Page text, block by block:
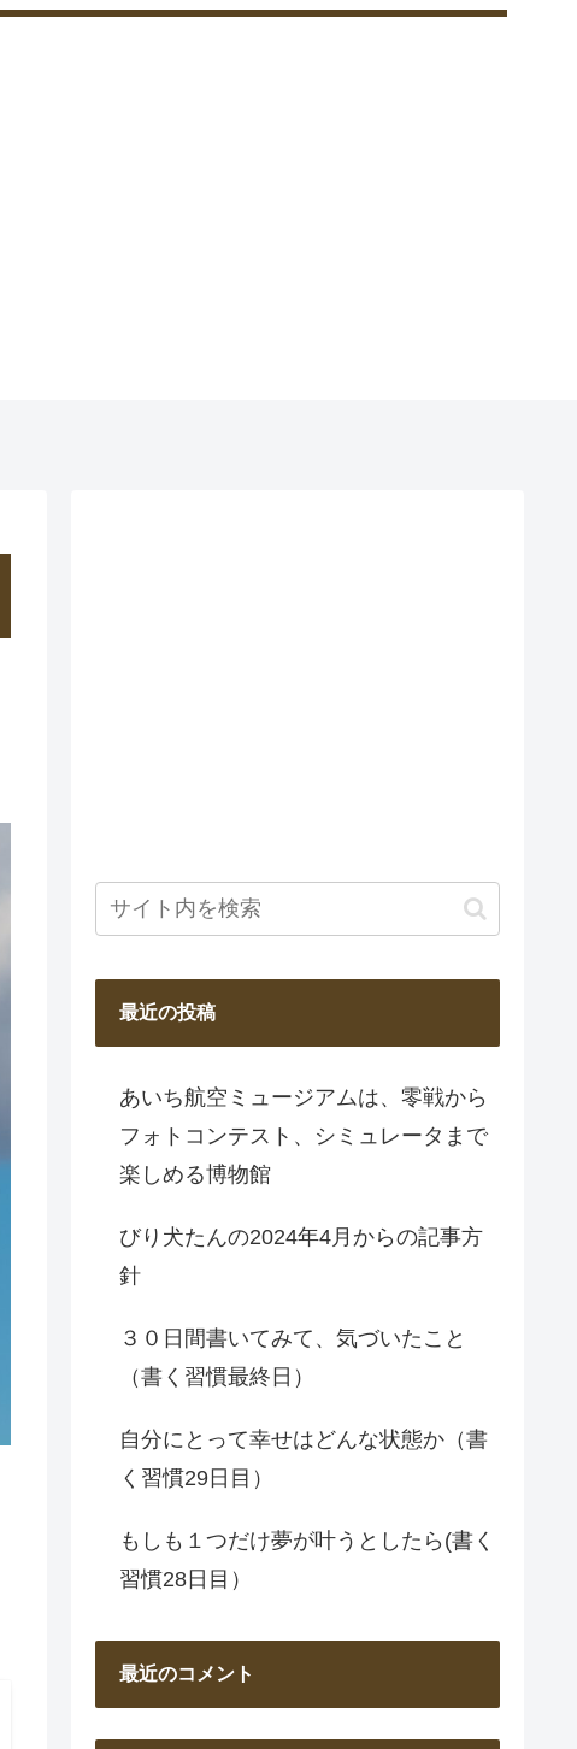
最近の投稿
あいち航空ミュージアムは、零戦から
フォトコンテスト、シミュレータまで
楽しめる博物館
びり犬たんの2024年4月からの記事方
針
３０日間書いてみて、気づいたこと
（書く習慣最終日）
自分にとって幸せはどんな状態か（書
く習慣29日目）
もしも１つだけ夢が叶うとしたら(書く
習慣28日目）
最近のコメント